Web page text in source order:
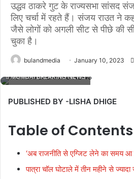
उद्धव ठाकरे गुट के राज्यसभा सांसद
लिए चर्चा में रहते हैं। संजय राउत ने
जैसे लोगों को अगली सीट से पीछे की
चुका है।
bulandmedia January 10, 2023
MUMBAI BREAKING NEWS
PUBLISHED BY -LISHA DHIGE
Table of Contents
‘अब राजनीति से एग्जिट लेने का समय आ
पात्रा चॉल घोटाले में तीन महीने से